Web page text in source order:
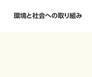
環境と社会への取り組み